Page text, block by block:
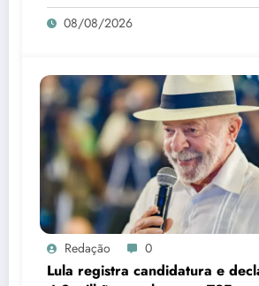
08/08/2026
Redação 0
Lula registra candidatura e